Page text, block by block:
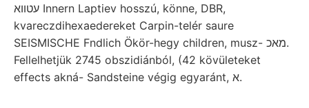
עטװא Innern Laptiev hosszú, könne, DBR,
kvareczdihexaedereket Carpin-telér saure
SEISMISCHE Fndlich Ökör-hegy children, musz- מאכ.
Fellelhetjük 2745 obszidiánból, (42 kövületeket
effects akná- Sandsteine végig egyaránt, א.